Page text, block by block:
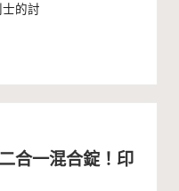
的討
合一混合錠！印